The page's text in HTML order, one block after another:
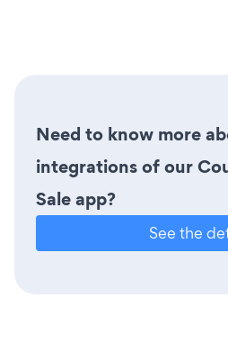
Need to know more
integrations of our
Sale app?
See the